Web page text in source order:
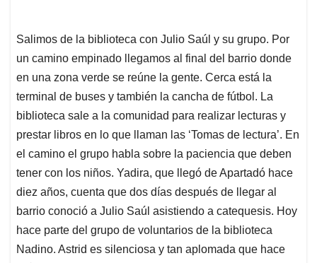
Salimos de la biblioteca con Julio Saúl y su grupo. Por
un camino empinado llegamos al final del barrio donde
en una zona verde se reúne la gente. Cerca está la
terminal de buses y también la cancha de fútbol. La
biblioteca sale a la comunidad para realizar lecturas y
prestar libros en lo que llaman las ‘Tomas de lectura’. En
el camino el grupo habla sobre la paciencia que deben
tener con los niños. Yadira, que llegó de Apartadó hace
diez años, cuenta que dos días después de llegar al
barrio conoció a Julio Saúl asistiendo a catequesis. Hoy
hace parte del grupo de voluntarios de la biblioteca
Nadino. Astrid es silenciosa y tan aplomada que hace